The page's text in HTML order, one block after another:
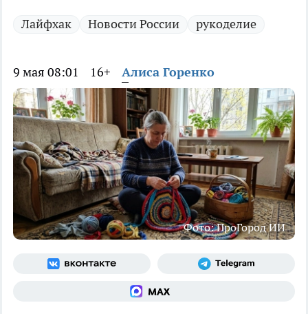
Лайфхак Новости России рукоделие
9 мая 08:01 16+ Алиса Горенко
Фото: ПроГород ИИ